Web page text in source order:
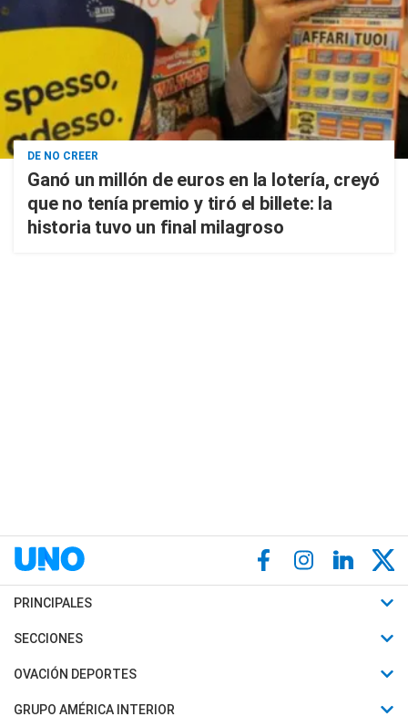
DE NO CREER
Ganó un millón de euros en la lotería, creyó
que no tenía premio y tiró el billete: la
historia tuvo un final milagroso
PRINCIPALES
Últimas Noticias
Política
SECCIONES
Horóscopo
Motores
OVACIÓN DEPORTES
Fútbol
GRUPO AMÉRICA INTERIOR